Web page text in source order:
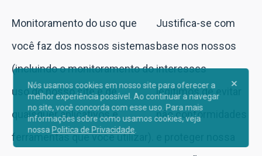
Monitoramento do uso que
você faz dos nossos sistemas
(incluindo o monitoramento do
uso do nosso site e de
quaisquer aplicativos e
ferramentas que você utilizar).
Justifica-se com
base nos nossos
interesses
legítimos de evitar
não conformidades
Nós usamos cookies em nosso site para oferecer a
melhor experiência possível. Ao continuar a navegar
no site, você concorda com esse uso. Para mais
informações sobre como usamos cookies, veja
nossa Politica de Privacidade